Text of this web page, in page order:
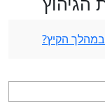
הקיץ?